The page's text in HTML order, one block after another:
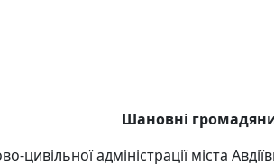
Шановні
цивільної адміністрації міста